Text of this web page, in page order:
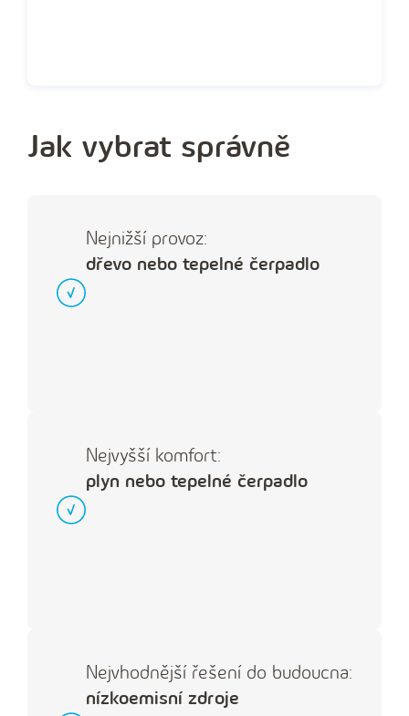
Jak vybrat správně
Nejnižší provoz:
dřevo nebo tepelné čerpadlo
Nejvyšší komfort:
plyn nebo tepelné čerpadlo
Nejvhodnější řešení do budoucna:
nízkoemisní zdroje